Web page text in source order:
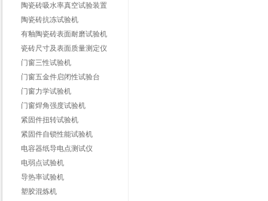
陶瓷砖吸水率真空试验装置
陶瓷砖抗冻试验机
有釉陶瓷砖表面耐磨试验机
瓷砖尺寸及表面质量测定仪
门窗三性试验机
门窗五金件启闭性试验台
门窗力学试验机
门窗焊角强度试验机
紧固件扭转试验机
紧固件自锁性能试验机
电容器纸导电点测试仪
电弱点试验机
导热率试验机
塑胶混炼机